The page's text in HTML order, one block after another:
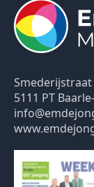
Smederijstraat
5111 PT